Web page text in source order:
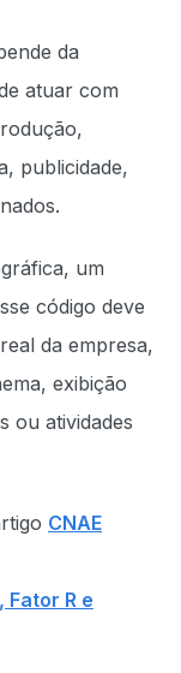
da
atuar com
publicidade,
um
código deve
da empresa,
exibição
ou atividades
CNAE
R e